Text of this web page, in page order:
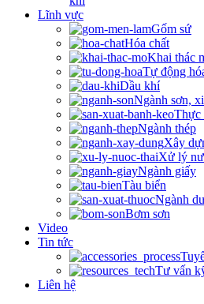
Lĩnh vực
Gốm sứ
Hóa chất
Khai thác
Tự động
Dầu khí
Ngành sơn,
Thực
Ngành thép
Xây
Xử lý
Ngành giấy
Tàu biển
Ngành
Bơm sơn
Video
Tin tức
Tư vấn
Liên hệ